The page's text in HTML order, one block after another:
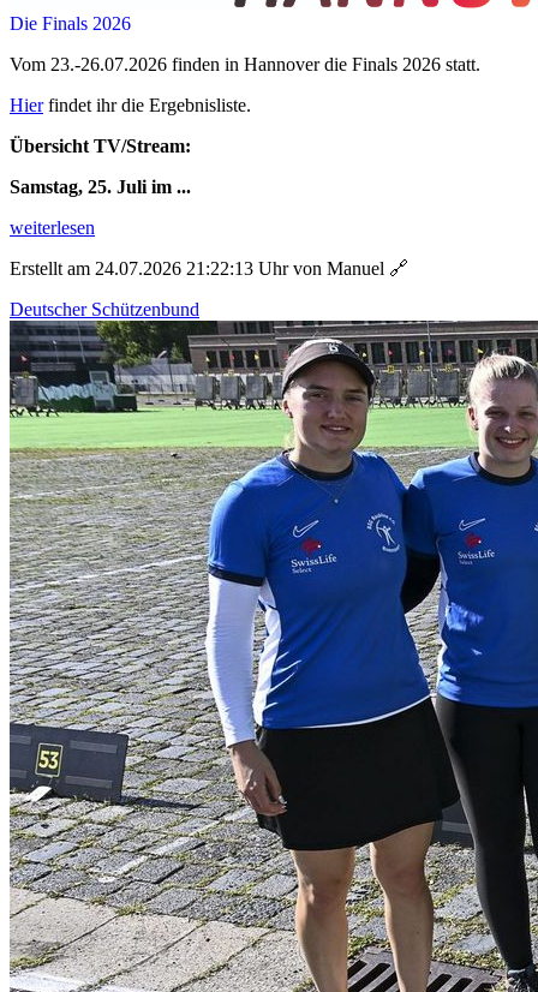
Die Finals 2026
Vom 23.-26.07.2026 finden in Hannover die Finals 2026 statt.
Hierfindet ihr die Ergebnisliste.
Übersicht TV/Stream:
Samstag, 25. Juli im ...
weiterlesen
Erstellt am 24.07.2026 21:22:13 Uhr von Manuel 🔗
Deutscher Schützenbund